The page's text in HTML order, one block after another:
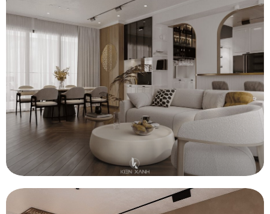
CẢI TẠO CĂN HỘ VŨNG TÀU – PANORAMA